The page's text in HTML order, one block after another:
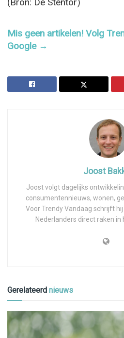
Mis geen artikelen! Volg
Google →
Joost
Joost volgt dagelijks
consumentennieuws, wonen,
Voor Trendy Vandaag schrijft
Nederlanders direct raken in
Gerelateerd nieuws